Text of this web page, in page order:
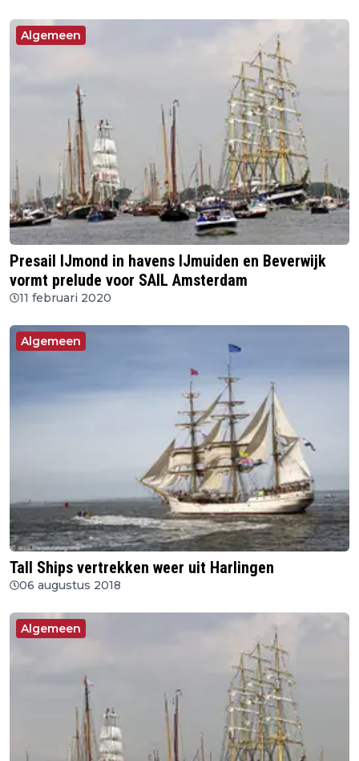
Algemeen
Presail IJmond in havens IJmuiden en Beverwijk
vormt prelude voor SAIL Amsterdam
11 februari 2020
Algemeen
Tall Ships vertrekken weer uit Harlingen
06 augustus 2018
Algemeen